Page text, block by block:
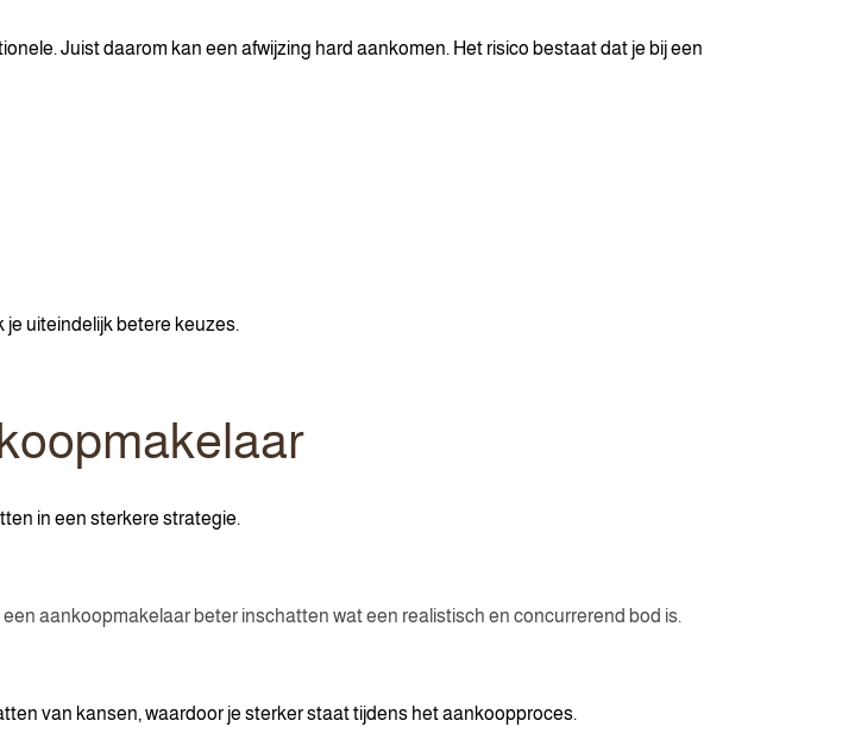
Juist daarom kan een afwijzing hard aankomen. Het risico bestaat dat je bij een
uiteindelijk betere keuzes.
in een sterkere strategie.
aankoopmakelaar beter inschatten wat een realistisch en concurrerend bod is.
van kansen, waardoor je sterker staat tijdens het aankoopproces.